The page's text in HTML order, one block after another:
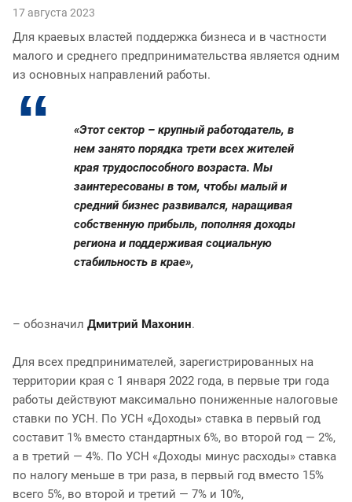
17 августа 2023
Для краевых властей поддержка бизнеса и в частности
малого и среднего предпринимательства является одним
из основных направлений работы.
«Этот сектор – крупный работодатель, в
нем занято порядка трети всех жителей
края трудоспособного возраста. Мы
заинтересованы в том, чтобы малый и
средний бизнес развивался, наращивая
собственную прибыль, пополняя доходы
региона и поддерживая социальную
стабильность в крае»,
– обозначил Дмитрий Махонин.
Для всех предпринимателей, зарегистрированных на
территории края с 1 января 2022 года, в первые три года
работы действуют максимально пониженные налоговые
ставки по УСН. По УСН «Доходы» ставка в первый год
составит 1% вместо стандартных 6%, во второй год — 2%,
а в третий — 4%. По УСН «Доходы минус расходы» ставка
по налогу меньше в три раза, в первый год вместо 15%
всего 5%, во второй и третий — 7% и 10%,